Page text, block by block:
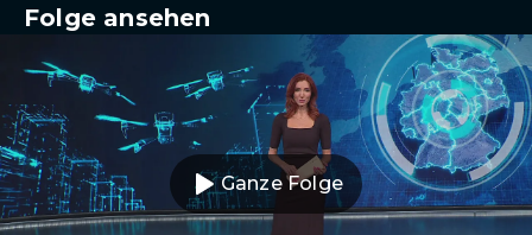
Folge ansehen
Ganze Folge